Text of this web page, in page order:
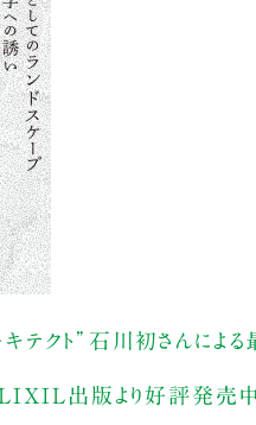
キテクト”石川初さんに
がLIXIL出版より好評発売中